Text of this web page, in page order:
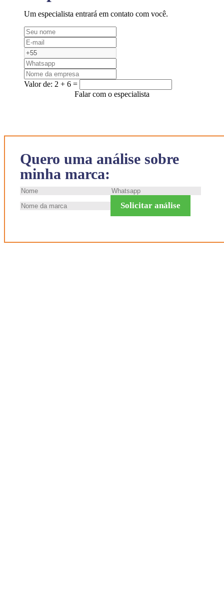
Quero uma análise sobre
minha marca:
Solicitar análise
Um especialista entrará em contato com você.
Valor de: 2 + 6 =
Falar com o especialista